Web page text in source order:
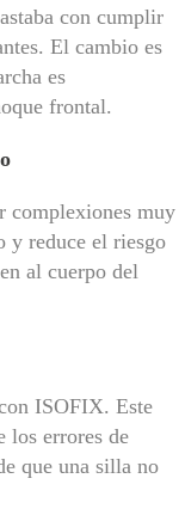
con cumplir
El cambio es
es
frontal.
complexiones muy
y reduce el riesgo
al cuerpo del
ISOFIX. Este
los errores de
que una silla no